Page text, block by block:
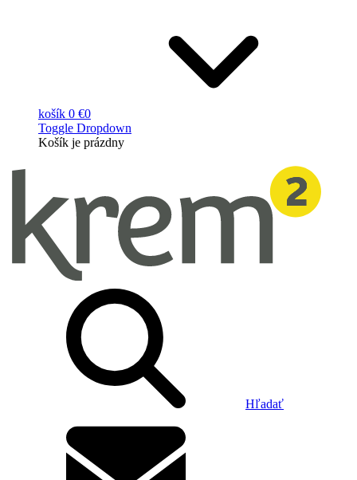
košík 0 €0
Toggle Dropdown
Košík je prázdny
Hľadať